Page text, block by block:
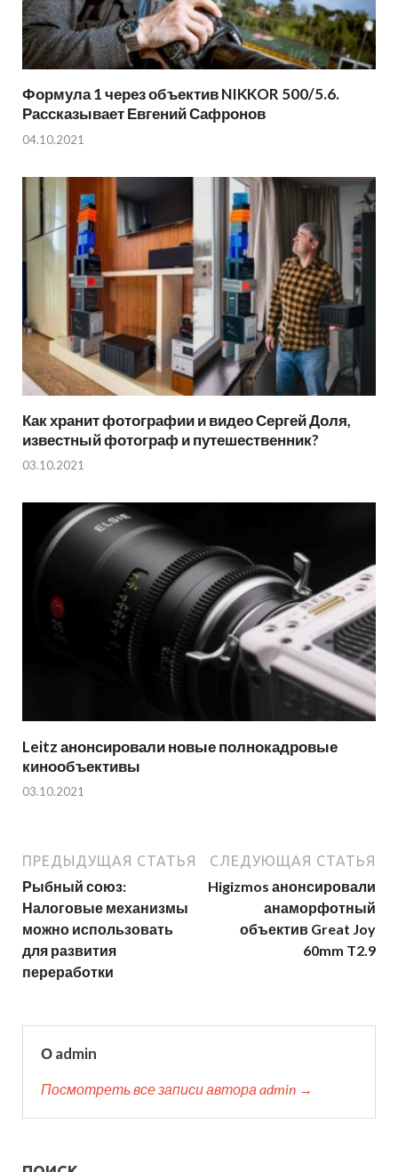
Формула 1 через объектив NIKKOR 500/5.6.
Рассказывает Евгений Сафронов
04.10.2021
Как хранит фотографии и видео Сергей Доля,
известный фотограф и путешественник?
03.10.2021
Leitz анонсировали новые полнокадровые
кинообъективы
03.10.2021
ПРЕДЫДУЩАЯ СТАТЬЯ
Рыбный союз:
Налоговые механизмы
можно использовать
для развития
переработки
СЛЕДУЮЩАЯ СТАТЬЯ
Higizmos анонсировали
анаморфотный
объектив Great Joy
60mm T2.9
О admin
Посмотреть все записи автора admin →